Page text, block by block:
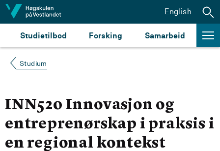
Hopp til innhald
Studietilbod Forsking Samarbeid
English
Studium
INN520 Innovasjon og
entreprenørskap i praksis i
en regional kontekst